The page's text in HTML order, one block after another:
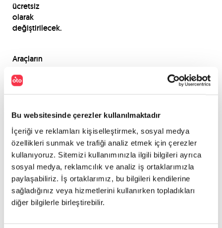
Bu websitesinde çerezler kullanılmaktadır
İçeriği ve reklamları kişiselleştirmek, sosyal medya
özellikleri sunmak ve trafiği analiz etmek için çerezler
kullanıyoruz. Sitemizi kullanımınızla ilgili bilgileri ayrıca
sosyal medya, reklamcılık ve analiz iş ortaklarımızla
paylaşabiliriz. İş ortaklarımız, bu bilgileri kendilerine
sağladığınız veya hizmetlerini kullanırken topladıkları
diğer bilgilerle birleştirebilir.
ücretsiz
olarak
değiştirilecek.
Araçların
Çin’de
olduğu
Çin’de
bulunduğu
tespit
edildi.
Bu
durum
Honda
Toyota’nın